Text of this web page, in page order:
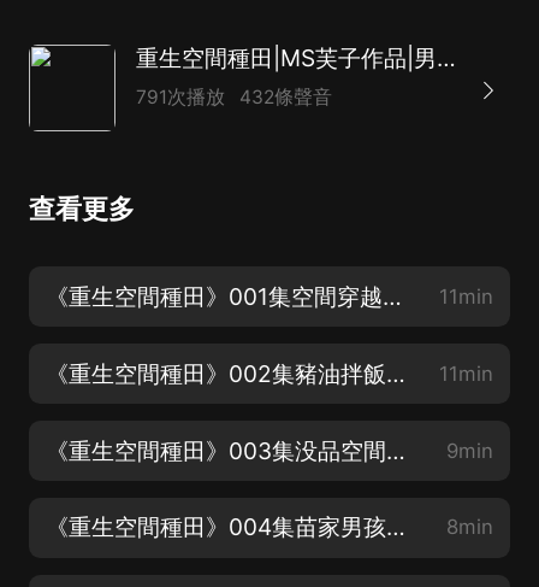
重生空間種田|MS芙子作品|男女雙穿越|多人有聲劇
791次播放 432條聲音
查看更多
《重生空間種田》001集空間穿越（小仙：黛月）訂閱專輯五星優質好評領紅包咯！ 11min
《重生空間種田》002集豬油拌飯（諸時軍：大飛） 11min
《重生空間種田》003集没品空間（雲冠子：大人小黑） 9min
《重生空間種田》004集苗家男孩（蓮嫂：青墨私音） 8min